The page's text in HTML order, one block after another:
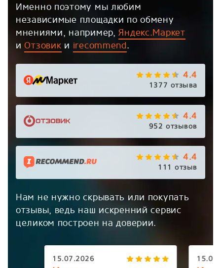
Именно поэтому мы любим
независимые площадки по обмену
мнениями, например,Яндекс.Маркет
иОтзовик и irecommend.
4.4
1377 отзыва
4.4
952 отзывов
4.4
111 отзыв
Нам не нужно скрывать или покупать
отзывы, ведь наш искренний сервис
целиком построен на доверии.
15.07.2026